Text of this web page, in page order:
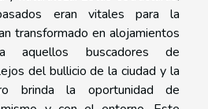
eran vitales para la
transformado en alojamientos
aquellos buscadores de
del bullicio de la ciudad y la
brinda la oportunidad de